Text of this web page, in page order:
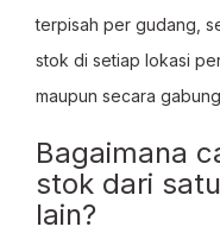
terpisah per gudang,
stok di setiap lokasi
maupun secara
Bagaimana
stok dari
lain?